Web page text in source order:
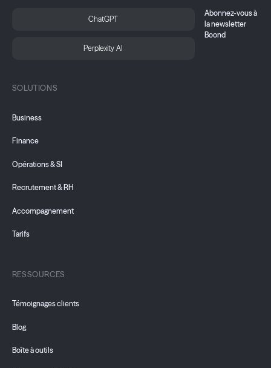
ChatGPT
Perplexity AI
SOLUTIONS
Business
Finance
Opérations & SI
Recrutement & RH
Accompagnement
Tarifs
RESSOURCES
Témoignages clients
Blog
Boîte à outils
Abonnez-vous à
la newsletter
Boond